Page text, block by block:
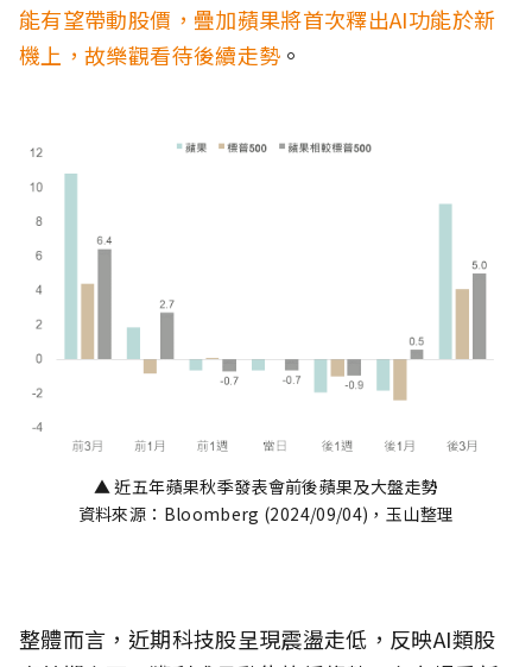
能有望帶動股價，疊加蘋果將首次釋出AI功能於新
機上，故樂觀看待後續走勢 。
▲ 近五年蘋果秋季發表會前後蘋果及大盤走勢
資料來源：Bloomberg (2024/09/04)，玉山整理
整體而言，近期科技股呈現震盪走低，反映AI類股